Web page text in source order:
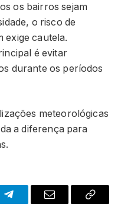
os bairros sejam
o risco de
exige cautela.
é evitar
durante os períodos
meteorológicas
a diferença para
TelegramaE- Copiar